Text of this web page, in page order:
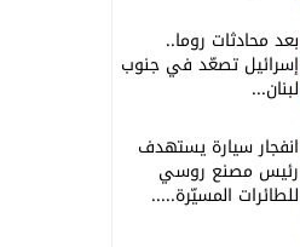
بعد محادثات روما..
إسرائيل تصعّد في جنوب
لبنان...
انفجار سيارة يستهدف
رئيس مصنع روسي
للطائرات المسيّرة.....